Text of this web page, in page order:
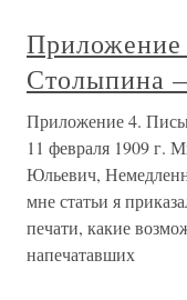
Столыпина
Приложение 4.
11 февраля 1909 г.
Юльевич,
мне статьи я
печати, какие
напечатавших